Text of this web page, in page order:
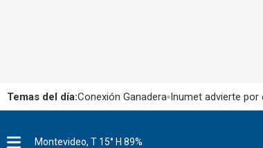
Temas del día:Conexión Ganadera Inumet advierte
Montevideo, T 15° H 89%